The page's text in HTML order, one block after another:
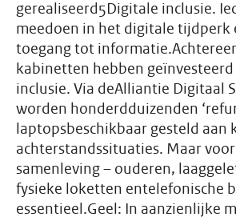
gerealiseerd5Digitale inclusie.
meedoen in het digitale tijdperk
toegang tot
kabinetten hebben
inclusie. Via deAlliantie Digitaal
worden honderdduizenden
laptopsbeschikbaar gesteld aan
achterstandssituaties. Maar
samenleving – ouderen,
fysieke loketten entelefonische
essentieel.Geel: In aanzienlijke